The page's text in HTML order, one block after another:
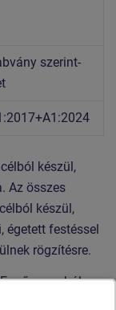
szerint-
készül,
Az összes
készül,
égetett festéssel
rögzítésre.
műanyagból